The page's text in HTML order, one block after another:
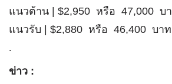
แนวต้าน | $2,950 หรือ 47,000 บ
แนวรับ | $2,880 หรือ 46,400 บาท
.
ข่าว :